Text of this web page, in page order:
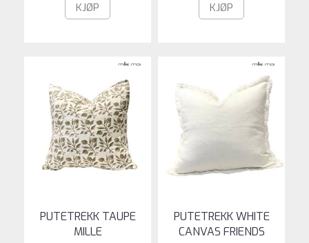
KJØP KJØP
PUTETREKK TAUPE
MILLE
PUTETREKK WHITE
CANVAS FRIENDS